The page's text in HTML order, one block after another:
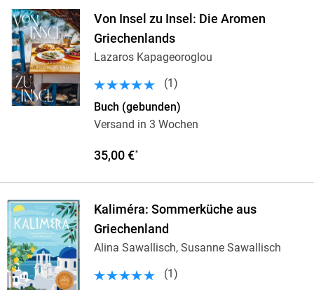
Von Insel zu Insel: Die Aromen
Griechenlands
Lazaros Kapageoroglou
(1 )
Buch (gebunden)
Versand in 3 Wochen
35,00 €*
Kaliméra: Sommerküche aus
Griechenland
Alina Sawallisch, Susanne Sawallisch
(1 )